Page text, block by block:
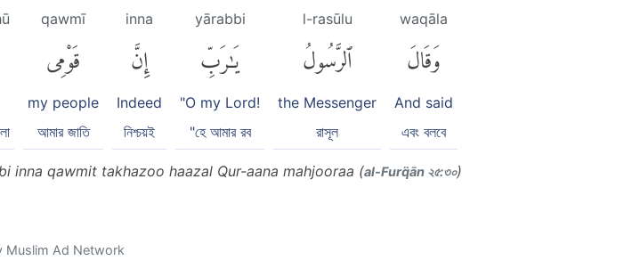
waqāla
وَقَالَ
And said
এবং বলবে
l-rasūlu
ٱلرَّسُولُ
the Messenger
রাসূল
yārabbi
يَٰرَبِّ
"O my Lord!
"হে আমার রব
inna
إِنَّ
Indeed
নিশ্চয়ই
qawmī
قَوْمِى
my people
আমার জাতি
inna qawmit takhazoo haazal Qur-aana mahjooraa (al-Furq̈ān ২৫:৩০)
Muslim Ad Network